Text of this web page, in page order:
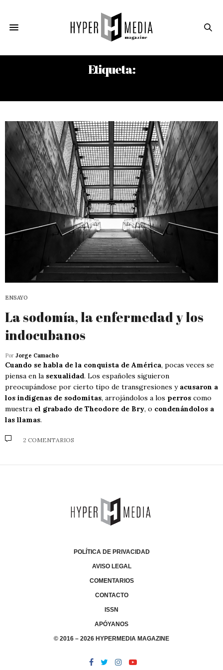
Etiqueta:
ENSAYO
La sodomía, la enfermedad y los
indocubanos
Por Jorge Camacho
Cuando se habla de la conquista de América, pocas veces se
piensa en la sexualidad. Los españoles siguieron
preocupándose por cierto tipo de transgresiones y acusaron a
los indígenas de sodomitas, arrojándolos a los perros como
muestra el grabado de Theodore de Bry, o condenándolos a
las llamas.
2 COMENTARIOS
POLÍTICA DE PRIVACIDAD
AVISO LEGAL
COMENTARIOS
CONTACTO
ISSN
APÓYANOS
© 2016 – 2026 HYPERMEDIA MAGAZINE